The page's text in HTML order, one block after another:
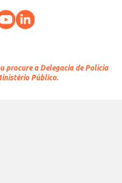
procure a Delegacia de Polícia
Público.